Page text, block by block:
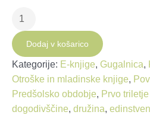
Moja
babi
(e-
knjiga)
količina
Dodaj v košarico
Kategorije: E-knjige, Gugalnica,
Otroške in mladinske knjige,
Predšolsko obdobje, Prvo
dogodivščine, družina,